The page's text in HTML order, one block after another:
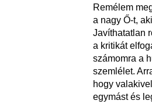
Remélem
a nagy Ő-t,
Javíthatatlan
a kritikát
számomra a
szemlélet.
hogy
egymást és